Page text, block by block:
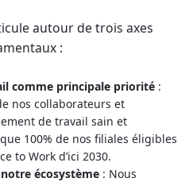
autour de trois axes
:
comme principale priorité :
nos collaborateurs et
de travail sain et
100% de nos filiales éligibles
to Work d’ici 2030.
notre écosystème : Nous